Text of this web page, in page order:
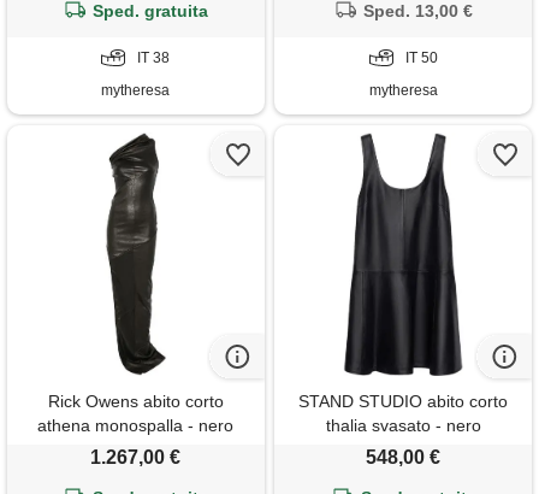
Sped. gratuita
IT 38
mytheresa
Sped. 13,00 €
IT 50
mytheresa
Rick Owens abito corto
athena monospalla - nero
1.267,00 €
STAND STUDIO abito corto
thalia svasato - nero
548,00 €